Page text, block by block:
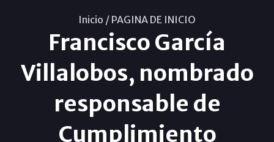
Inicio / PAGINA DE INICIO
Francisco García
Villalobos, nombrado
responsable de
Cumplimiento